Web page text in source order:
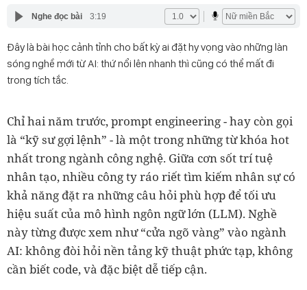
Nghe đọc bài 3:19
Đây là bài học cảnh tỉnh cho bất kỳ ai đặt hy vọng vào những làn
sóng nghề mới từ AI: thứ nổi lên nhanh thì cũng có thể mất đi
trong tích tắc.
Chỉ hai năm trước, prompt engineering - hay còn gọi
là “kỹ sư gợi lệnh” - là một trong những từ khóa hot
nhất trong ngành công nghệ. Giữa cơn sốt trí tuệ
nhân tạo, nhiều công ty ráo riết tìm kiếm nhân sự có
khả năng đặt ra những câu hỏi phù hợp để tối ưu
hiệu suất của mô hình ngôn ngữ lớn (LLM). Nghề
này từng được xem như “cửa ngõ vàng” vào ngành
AI: không đòi hỏi nền tảng kỹ thuật phức tạp, không
cần biết code, và đặc biệt dễ tiếp cận.